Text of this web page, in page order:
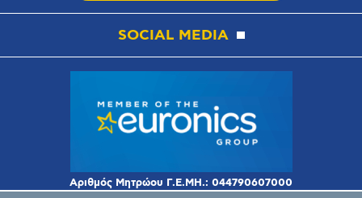
SOCIAL MEDIA